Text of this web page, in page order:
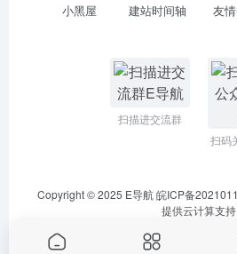
小黑屋
建站时间轴
友
扫描进交流群
扫码
Copyright © 2025 E导航皖ICP备
提供云计算支持